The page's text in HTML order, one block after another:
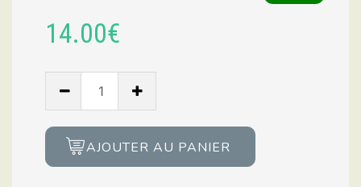
14.00€
2022,
Mas
AJOUTER AU PANIER